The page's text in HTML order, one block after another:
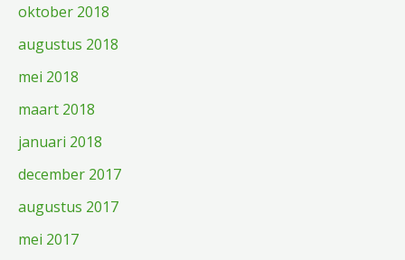
oktober 2018
augustus 2018
mei 2018
maart 2018
januari 2018
december 2017
augustus 2017
mei 2017